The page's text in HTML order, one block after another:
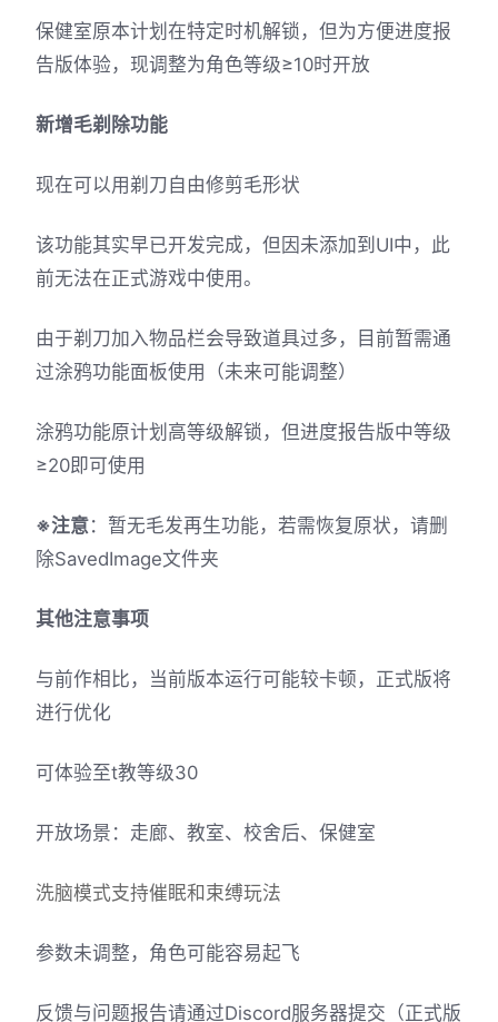
保健室原本计划在特定时机解锁，但为方便进度报
告版体验，现调整为角色等级≥10时开放
新增毛剃除功能
现在可以用剃刀自由修剪毛形状
该功能其实早已开发完成，但因未添加到UI中，此
前无法在正式游戏中使用。
由于剃刀加入物品栏会导致道具过多，目前暂需通
过涂鸦功能面板使用（未来可能调整）
涂鸦功能原计划高等级解锁，但进度报告版中等级
≥20即可使用
※注意：暂无毛发再生功能，若需恢复原状，请删
除SavedImage文件夹
其他注意事项
与前作相比，当前版本运行可能较卡顿，正式版将
进行优化
可体验至t教等级30
开放场景：走廊、教室、校舍后、保健室
洗脑模式支持催眠和束缚玩法
参数未调整，角色可能容易起飞
反馈与问题报告请通过Discord服务器提交（正式版